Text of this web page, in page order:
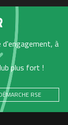
d'engagement, à
plus fort !
RSE